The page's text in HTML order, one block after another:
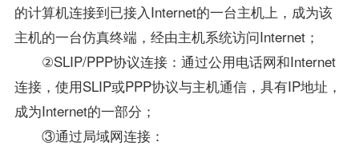
的计算机连接到已接入Internet的一台主机上，成为该
主机的一台仿真终端，经由主机系统访问Internet；
②SLIP/PPP协议连接：通过公用电话网和Internet
连接，使用SLIP或PPP协议与主机通信，具有IP地址，
成为Internet的一部分；
③通过局域网连接：